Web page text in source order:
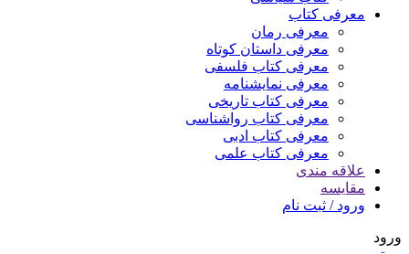
معرفی کتاب
معرفی رمان
معرفی داستان کوتاه
معرفی کتاب فلسفی
معرفی نمایشنامه
معرفی کتاب تاریخی
معرفی کتاب رواشناسی
معرفی کتاب ادبی
معرفی کتاب علمی
علاقه مندی
مقایسه
ورود / ثبت نام
ورود